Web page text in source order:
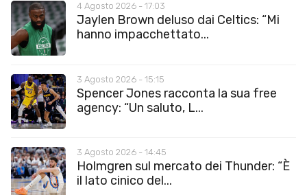
4 Agosto 2026 - 17:03
Jaylen Brown deluso dai Celtics: “Mi
hanno impacchettato...
3 Agosto 2026 - 15:15
Spencer Jones racconta la sua free
agency: “Un saluto, L...
3 Agosto 2026 - 14:45
Holmgren sul mercato dei Thunder: “È
il lato cinico del...